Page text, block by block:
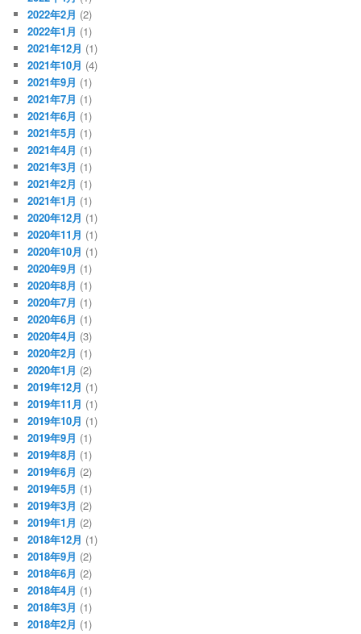
2022年2月 (2)
2022年1月 (1)
2021年12月 (1)
2021年10月 (4)
2021年9月 (1)
2021年7月 (1)
2021年6月 (1)
2021年5月 (1)
2021年4月 (1)
2021年3月 (1)
2021年2月 (1)
2021年1月 (1)
2020年12月 (1)
2020年11月 (1)
2020年10月 (1)
2020年9月 (1)
2020年8月 (1)
2020年7月 (1)
2020年6月 (1)
2020年4月 (3)
2020年2月 (1)
2020年1月 (2)
2019年12月 (1)
2019年11月 (1)
2019年10月 (1)
2019年9月 (1)
2019年8月 (1)
2019年6月 (2)
2019年5月 (1)
2019年3月 (2)
2019年1月 (2)
2018年12月 (1)
2018年9月 (2)
2018年6月 (2)
2018年4月 (1)
2018年3月 (1)
2018年2月 (1)